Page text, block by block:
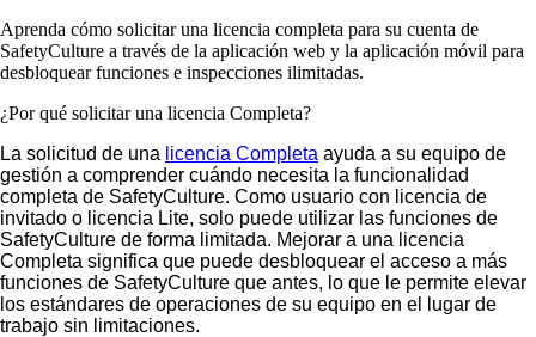
Aprenda cómo solicitar una licencia completa para su cuenta de
SafetyCulture a través de la aplicación web y la aplicación móvil para
desbloquear funciones e inspecciones ilimitadas.
¿Por qué solicitar una licencia Completa?
La solicitud de una licencia Completa ayuda a su equipo de
gestión a comprender cuándo necesita la funcionalidad
completa de SafetyCulture. Como usuario con licencia de
invitado o licencia Lite, solo puede utilizar las funciones de
SafetyCulture de forma limitada. Mejorar a una licencia
Completa significa que puede desbloquear el acceso a más
funciones de SafetyCulture que antes, lo que le permite elevar
los estándares de operaciones de su equipo en el lugar de
trabajo sin limitaciones.